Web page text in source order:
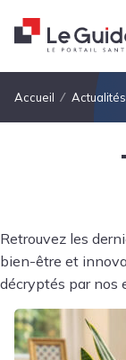
Fil d'Ariane
Accueil Actualités
Retrouvez les
bien-être et
décryptés par nos